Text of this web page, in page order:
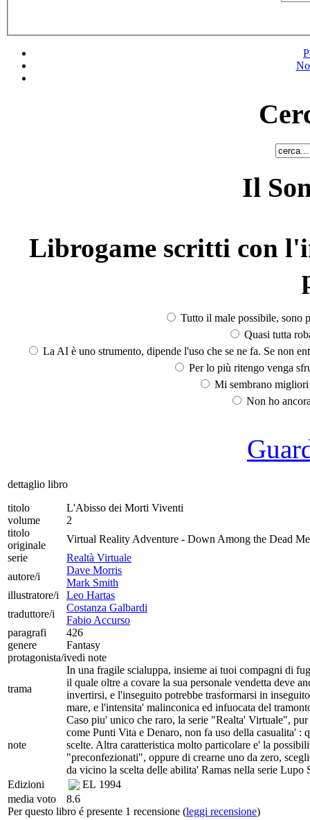
Il
Librogame scritti con
Tutto il male possibile, sono
Quasi tutta
La AI è uno strumento, dipende l'uso che se ne fa. Se non
Per lo più ritengo venga
Mi sembrano
Non ho
dettaglio libro
titolo
L'Abisso dei Morti Viventi
volume
2
titolo
originale
Virtual Reality Adventure - Down Among the Dead
serie
Realtà Virtuale
autore/i
Dave Morris
Mark Smith
illustratore/i
Leo Hartas
traduttore/i
Costanza Galbardi
Fabio Accurso
paragrafi
426
genere
Fantasy
protagonista/ivedi note
trama
In una fragile scialuppa, insieme ai tuoi compagni di
il quale oltre a covare la sua personale vendetta deve
invertirsi, e l'inseguito potrebbe trasformarsi in
mare, e l'intensita' malinconica ed infuocata del
note
Caso piu' unico che raro, la serie "Realta' Virtuale",
come Punti Vita e Denaro, non fa uso della casualita' :
scelte. Altra caratteristica molto particolare e' la
"preconfezionati", oppure di crearne uno da zero,
da vicino la scelta delle abilita' Ramas nella serie Lupo
Edizioni
EL 1994
media voto
8.6
Per questo libro é presente 1 recensione (leggi recensione)